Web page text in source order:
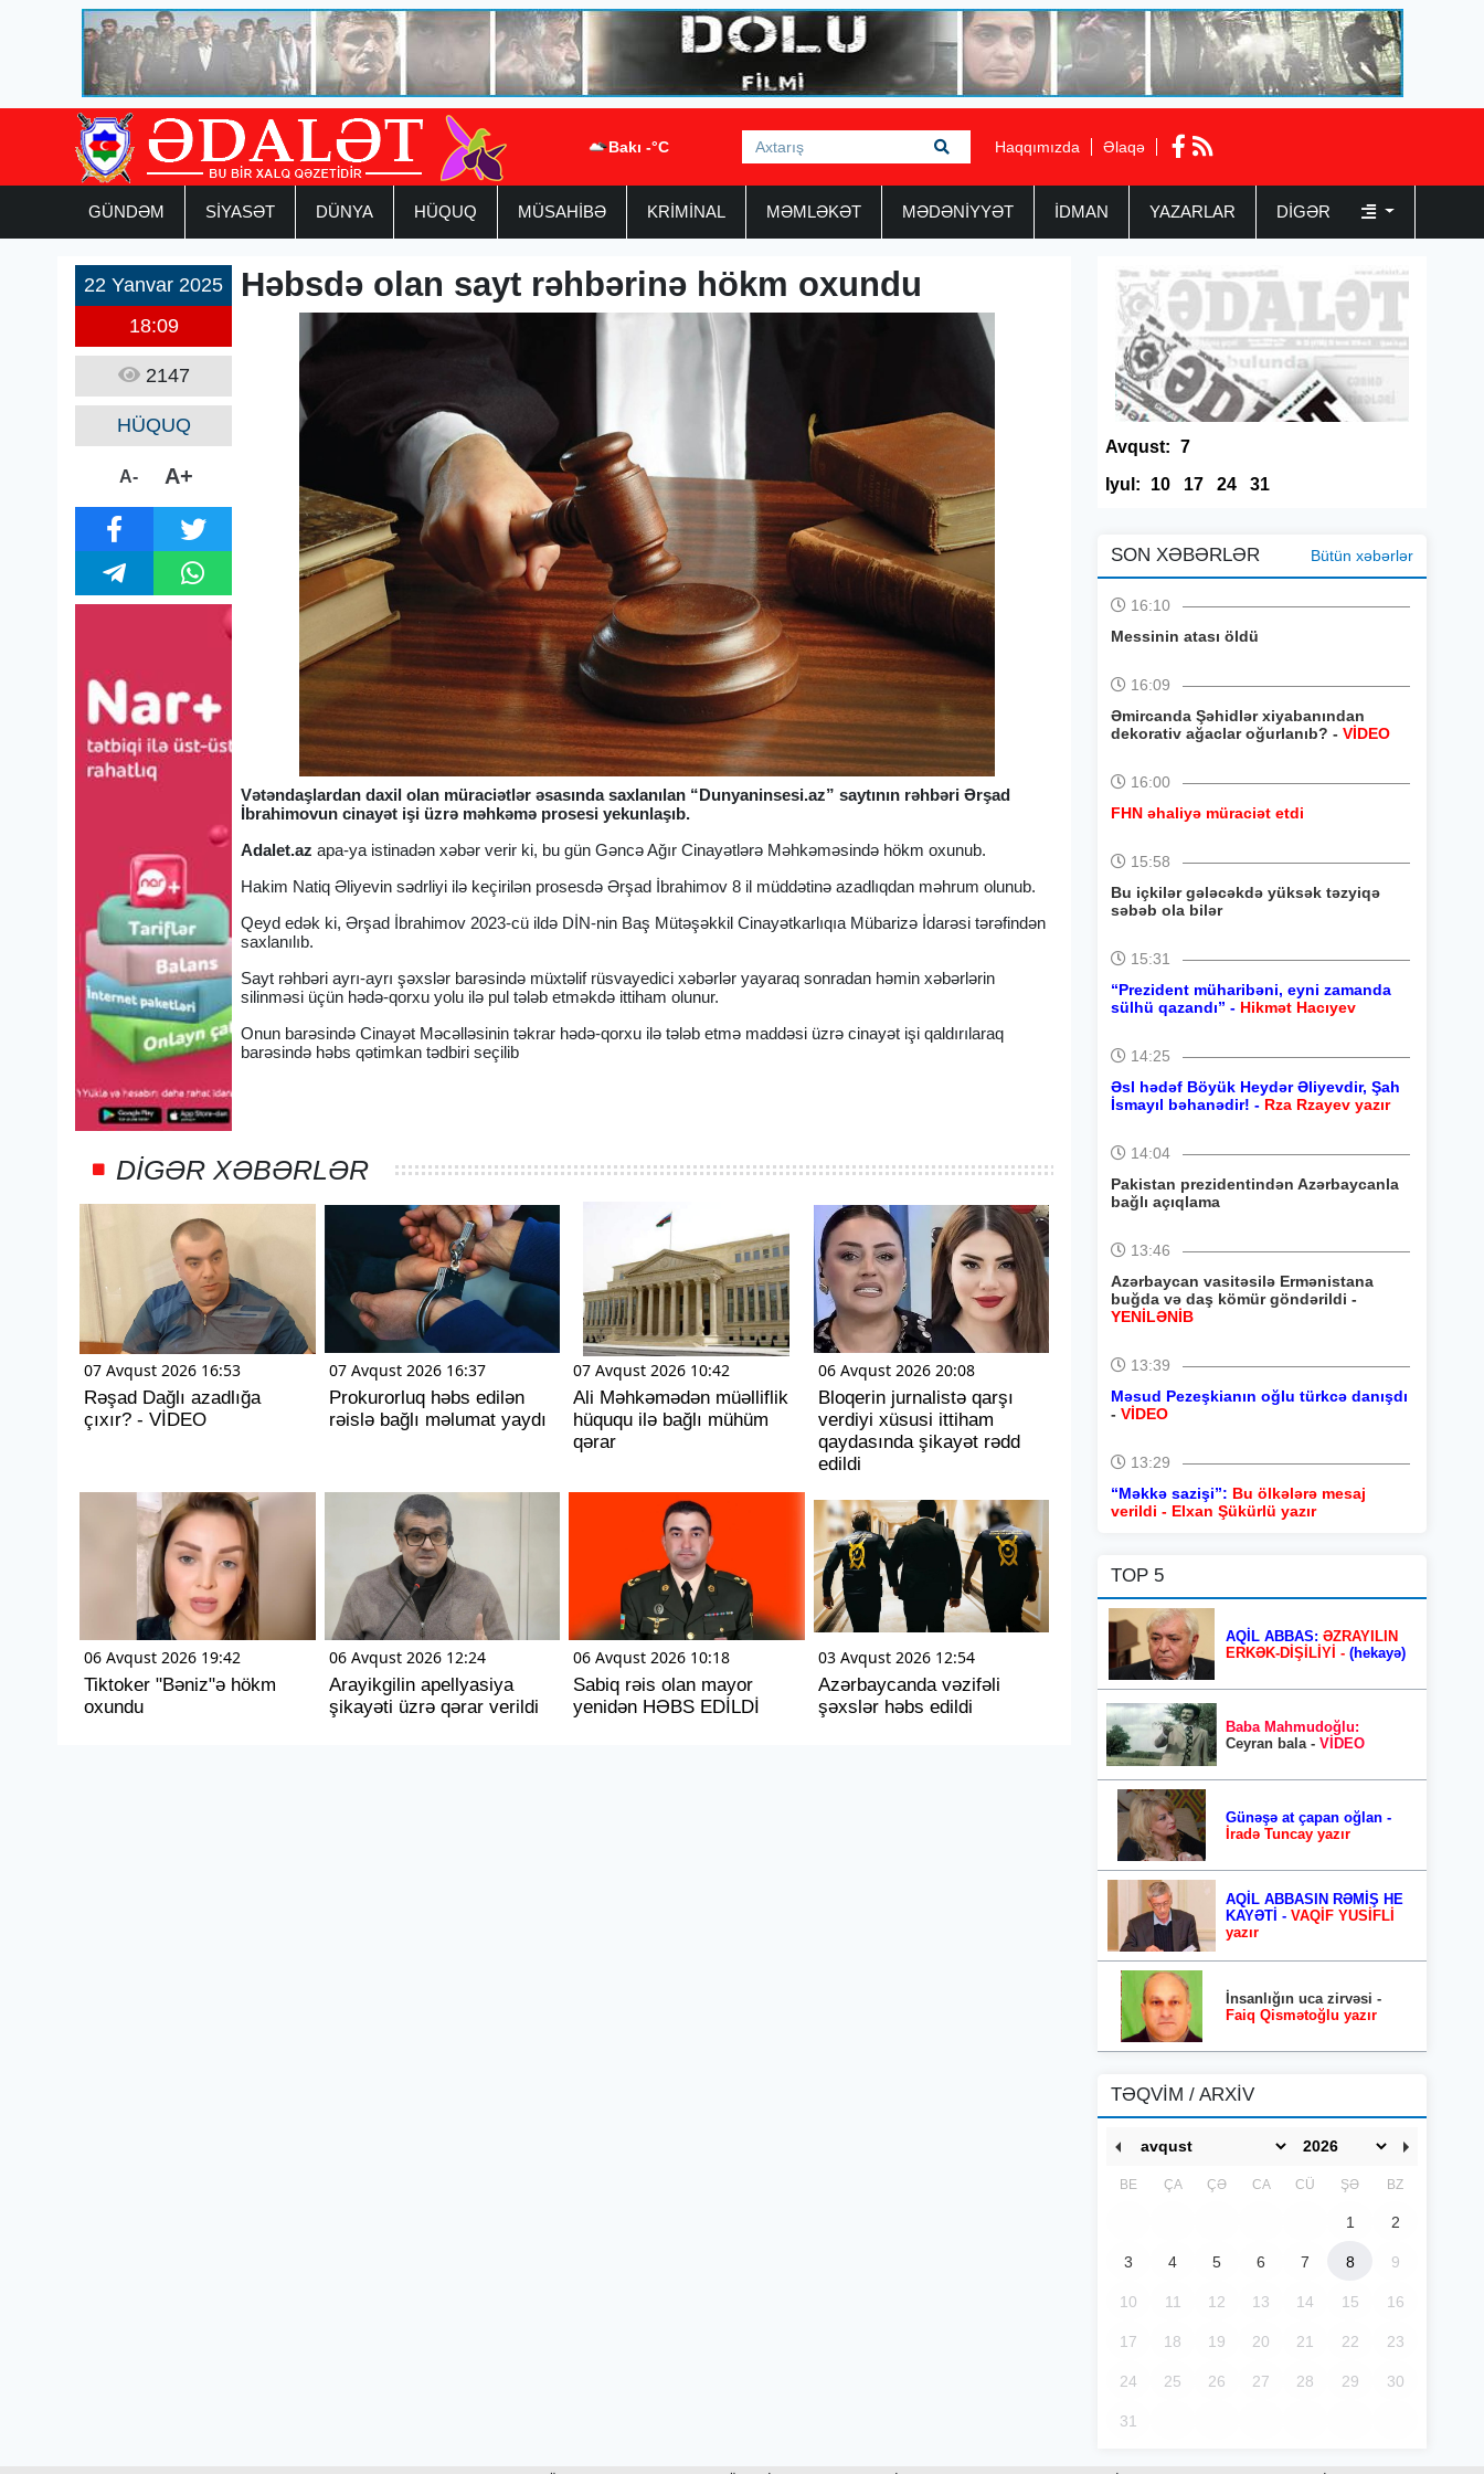
Bakı -°C Haqqımızda Əlaqə
GÜNDƏM SİYASƏT DÜNYA HÜQUQ MÜSAHİBƏ KRİMİNAL MƏMLƏKƏT MƏDƏNİYYƏT İDMAN YAZARLAR DIGƏR
22 Yanvar 2025
18:09
2147
HÜQUQ
A- A+
Həbsdə olan sayt rəhbərinə hökm oxundu
Vətəndaşlardan daxil olan müraciətlər əsasında saxlanılan “Dunyaninsesi.az” saytının rəhbəri Ərşad
İbrahimovun cinayət işi üzrə məhkəmə prosesi yekunlaşıb.
Adalet.azapa-ya istinadən xəbər verir ki, bu gün Gəncə Ağır Cinayətlərə Məhkəməsində hökm oxunub.
Hakim Natiq Əliyevin sədrliyi ilə keçirilən prosesdə Ərşad İbrahimov 8 il müddətinə azadlıqdan məhrum olunub.
Qeyd edək ki, Ərşad İbrahimov 2023-cü ildə DİN-nin Baş Mütəşəkkil Cinayətkarlıqıa Mübarizə İdarəsi tərəfindən
saxlanılıb.
Sayt rəhbəri ayrı-ayrı şəxslər barəsində müxtəlif rüsvayedici xəbərlər yayaraq sonradan həmin xəbərlərin
silinməsi üçün hədə-qorxu yolu ilə pul tələb etməkdə ittiham olunur.
Onun barəsində Cinayət Məcəlləsinin təkrar hədə-qorxu ilə tələb etmə maddəsi üzrə cinayət işi qaldırılaraq
barəsində həbs qətimkan tədbiri seçilib
DIGƏR XƏBƏRLƏR
07 Avqust 2026 16:53
Rəşad Dağlı azadlığa
çıxır? - VİDEO
07 Avqust 2026 16:37
Prokurorluq həbs edilən
rəislə bağlı məlumat yaydı
07 Avqust 2026 10:42
Ali Məhkəmədən müəlliflik
hüququ ilə bağlı mühüm
qərar
06 Avqust 2026 20:08
Bloqerin jurnalistə qarşı
verdiyi xüsusi ittiham
qaydasında şikayət rədd
edildi
06 Avqust 2026 19:42
Tiktoker "Bəniz"ə hökm
oxundu
06 Avqust 2026 12:24
Arayikgilin apellyasiya
şikayəti üzrə qərar verildi
06 Avqust 2026 10:18
Sabiq rəis olan mayor
yenidən HƏBS EDİLDİ
03 Avqust 2026 12:54
Azərbaycanda vəzifəli
şəxslər həbs edildi
Avqust: 7
Iyul:
10 17 24 31
SON XƏBƏRLƏR Bütün xəbərlər
16:10
Messinin atası öldü
16:09
Əmircanda Şəhidlər xiyabanından
dekorativ ağaclar oğurlanıb? - VİDEO
16:00
FHN əhaliyə müraciət etdi
15:58
Bu içkilər gələcəkdə yüksək təzyiqə
səbəb ola bilər
15:31
“Prezident müharibəni, eyni zamanda
sülhü qazandı” - Hikmət Hacıyev
14:25
Əsl hədəf Böyük Heydər Əliyevdir, Şah
İsmayıl bəhanədir! - Rza Rzayev yazır
14:04
Pakistan prezidentindən Azərbaycanla
bağlı açıqlama
13:46
Azərbaycan vasitəsilə Ermənistana
buğda və daş kömür göndərildi -
YENİLƏNİB
13:39
Məsud Pezeşkianın oğlu türkcə danışdı
- VİDEO
13:29
“Məkkə sazişi”: Bu ölkələrə mesaj
verildi - Elxan Şükürlü yazır
TOP 5
AQİL ABBAS: ƏZRAYILIN
ERKƏK-DİŞİLİYİ - (hekayə)
Baba Mahmudoğlu:
Ceyran bala - VİDEO
Günəşə at çapan oğlan -
İradə Tuncay yazır
AQİL ABBASIN RƏMİŞ HE
KAYƏTİ - VAQİF YUSİFLİ
yazır
İnsanlığın uca zirvəsi -
Faiq Qismətoğlu yazır
TƏQVİM / ARXİV
BE ÇA ÇƏ CA CÜ ŞƏ BZ
1 2
3 4 5 6 7 8 9
10 11 12 13 14 15 16
17 18 19 20 21 22 23
24 25 26 27 28 29 30
31